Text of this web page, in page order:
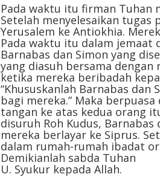
Pada waktu itu firman Tuhan
Setelah menyelesaikan tugas
Yerusalem ke Antiokhia.
Pada waktu itu dalam jemaat
Barnabas dan Simon yang
yang diasuh bersama dengan
ketika mereka beribadah
“Khususkanlah Barnabas
bagi mereka.” Maka
tangan ke atas kedua orang
disuruh Roh Kudus,
mereka berlayar ke Siprus.
dalam rumah-rumah ibadat
Demikianlah sabda Tuhan
U. Syukur kepada Allah.